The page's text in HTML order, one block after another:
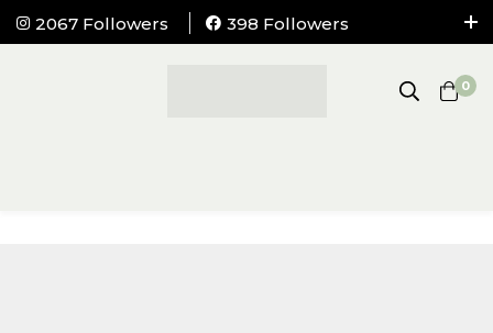
2067 Followers
398 Followers
0